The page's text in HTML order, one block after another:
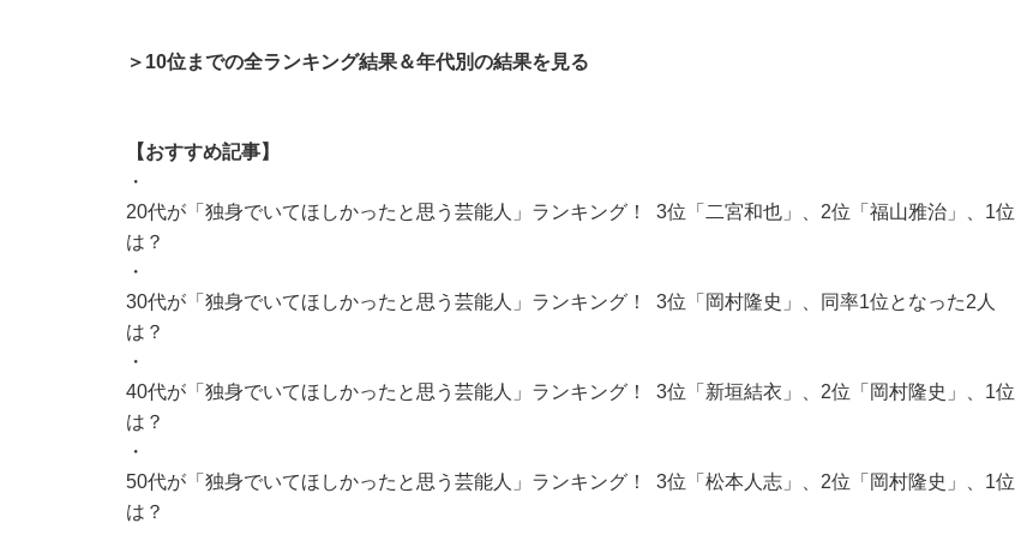
＞10位までの全ランキング結果＆年代別の結果を見る
【おすすめ記事】
・
20代が「独身でいてほしかったと思う芸能人」ランキング！ 3位「二宮和也」、2位「福山雅治」、1位
は？
・
30代が「独身でいてほしかったと思う芸能人」ランキング！ 3位「岡村隆史」、同率1位となった2人
は？
・
40代が「独身でいてほしかったと思う芸能人」ランキング！ 3位「新垣結衣」、2位「岡村隆史」、1位
は？
・
50代が「独身でいてほしかったと思う芸能人」ランキング！ 3位「松本人志」、2位「岡村隆史」、1位
は？